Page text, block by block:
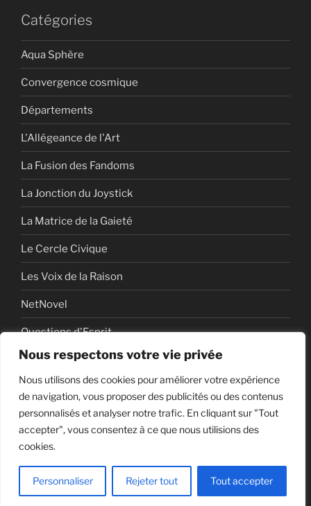
Nous respectons votre vie privée
Nous utilisons des cookies pour améliorer votre expérience
de navigation, vous proposer des publicités ou des contenus
personnalisés et analyser notre trafic. En cliquant sur "Tout
accepter", vous consentez à ce que nous utilisions des
cookies.
Personnaliser Rejeter tout Tout accepter
Catégories
Aqua Sphère
Convergence cosmique
Départements
L'Allégeance de l'Art
La Fusion des Fandoms
La Jonction du Joystick
La Matrice de la Gaieté
Le Cercle Civique
Les Voix de la Raison
NetNovel
Questions d'Esprit
Série
Série vidéo
WordPress